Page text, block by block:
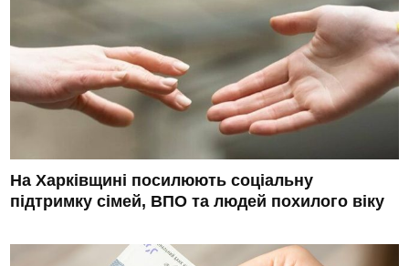
На Харківщині посилюють соціальну
підтримку сімей, ВПО та людей похилого віку